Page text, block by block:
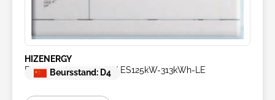
HIZENERGY
ES125kW-261kWh-LE / ES125kW-313kWh-LE
Beursstand: D4